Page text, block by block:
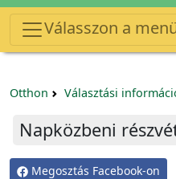
Válasszon a
Otthon Választási
Napközbeni
Megosztás Facebook-on